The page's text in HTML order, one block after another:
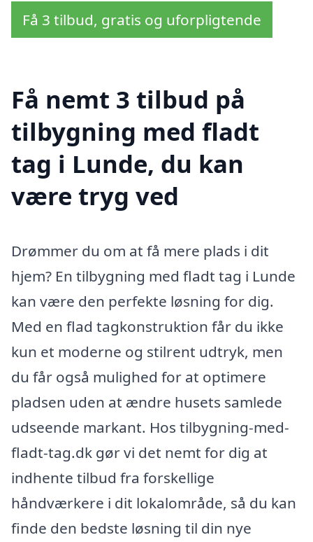
Få 3 tilbud, gratis og uforpligtende
Få nemt 3 tilbud på
tilbygning med fladt
tag i Lunde, du kan
være tryg ved
Drømmer du om at få mere plads i dit
hjem? En tilbygning med fladt tag i Lunde
kan være den perfekte løsning for dig.
Med en flad tagkonstruktion får du ikke
kun et moderne og stilrent udtryk, men
du får også mulighed for at optimere
pladsen uden at ændre husets samlede
udseende markant. Hos tilbygning-med-
fladt-tag.dk gør vi det nemt for dig at
indhente tilbud fra forskellige
håndværkere i dit lokalområde, så du kan
finde den bedste løsning til din nye